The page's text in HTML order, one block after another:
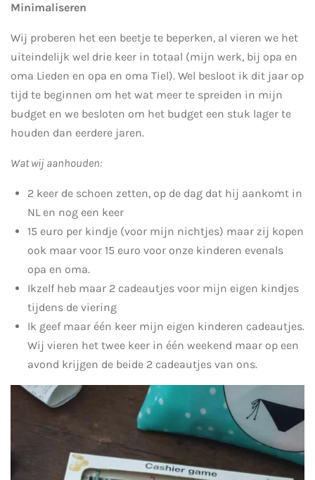
Minimaliseren
Wij proberen het een beetje te beperken, al vieren we het
uiteindelijk wel drie keer in totaal (mijn werk, bij opa en
oma Lieden en opa en oma Tiel). Wel besloot ik dit jaar op
tijd te beginnen om het wat meer te spreiden in mijn
budget en we besloten om het budget een stuk lager te
houden dan eerdere jaren.
Wat wij aanhouden:
2 keer de schoen zetten, op de dag dat hij aankomt in
NL en nog een keer
15 euro per kindje (voor mijn nichtjes) maar zij kopen
ook maar voor 15 euro voor onze kinderen evenals
opa en oma.
Ikzelf heb maar 2 cadeautjes voor mijn eigen kindjes
tijdens de viering
Ik geef maar één keer mijn eigen kinderen cadeautjes.
Wij vieren het twee keer in één weekend maar op een
avond krijgen de beide 2 cadeautjes van ons.